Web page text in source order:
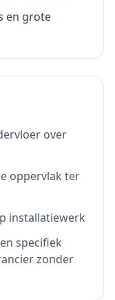
en grote
over
oppervlak ter
installatiewerk
specifiek
zonder